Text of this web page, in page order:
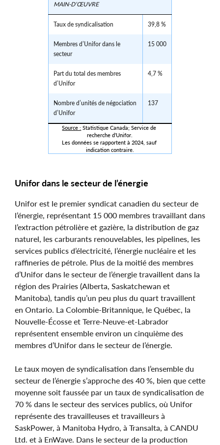
MAIN-D’ŒUVRE
Taux de syndicalisation 39,8 %
Membres d’Unifor dans le
secteur
15 000
Part du total des membres
d’Unifor
4,7 %
Nombre d’unités de négociation
d’Unifor
137
Source : Statistique Canada; Service de
recherche d’Unifor.
Les données se rapportent à 2024, sauf
indication contraire.
Unifor dans le secteur de l’énergie
Unifor est le premier syndicat canadien du secteur de
l’énergie, représentant 15 000 membres travaillant dans
l’extraction pétrolière et gazière, la distribution de gaz
naturel, les carburants renouvelables, les pipelines, les
services publics d’électricité, l’énergie nucléaire et les
raffineries de pétrole. Plus de la moitié des membres
d’Unifor dans le secteur de l’énergie travaillent dans la
région des Prairies (Alberta, Saskatchewan et
Manitoba), tandis qu’un peu plus du quart travaillent
en Ontario. La Colombie-Britannique, le Québec, la
Nouvelle-Écosse et Terre-Neuve-et-Labrador
représentent ensemble environ un cinquième des
membres d’Unifor dans le secteur de l’énergie.
Le taux moyen de syndicalisation dans l’ensemble du
secteur de l’énergie s’approche des 40 %, bien que cette
moyenne soit faussée par un taux de syndicalisation de
70 % dans le secteur des services publics, où Unifor
représente des travailleuses et travailleurs à
SaskPower, à Manitoba Hydro, à Transalta, à CANDU
Ltd. et à EnWave. Dans le secteur de la production